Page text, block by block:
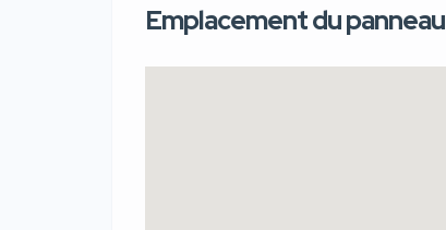
Emplacement du panneau